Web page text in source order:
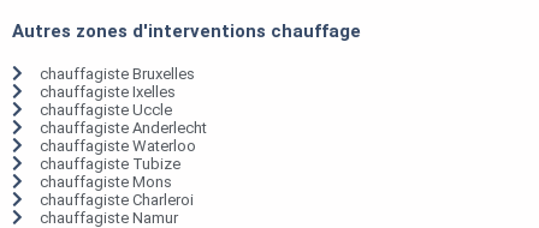
Autres zones d'interventions chauffage
chauffagiste Bruxelles
chauffagiste Ixelles
chauffagiste Uccle
chauffagiste Anderlecht
chauffagiste Waterloo
chauffagiste Tubize
chauffagiste Mons
chauffagiste Charleroi
chauffagiste Namur